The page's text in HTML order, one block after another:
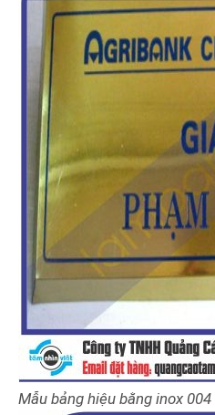
Mẫu bảng hiệu bằng inox 004